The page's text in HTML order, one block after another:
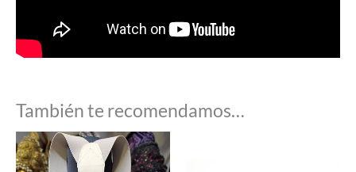
También te recomendamos…